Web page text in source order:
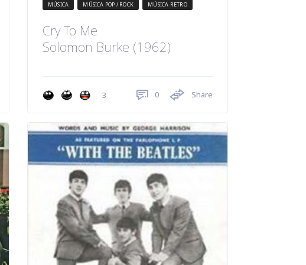
MÚSICA MÚSICA POP / ROCK MÚSICA RETRO
Cry To Me
Solomon Burke (1962)
3 0 Share